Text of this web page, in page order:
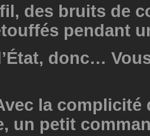
des bruits de
pendant
donc…
la complicité
un petit